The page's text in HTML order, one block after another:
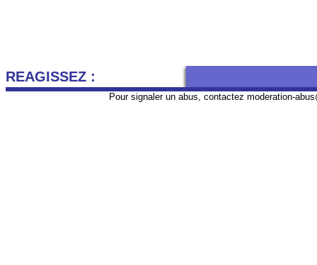
REAGISSEZ :
Pour signaler un abus, contactez moderation-